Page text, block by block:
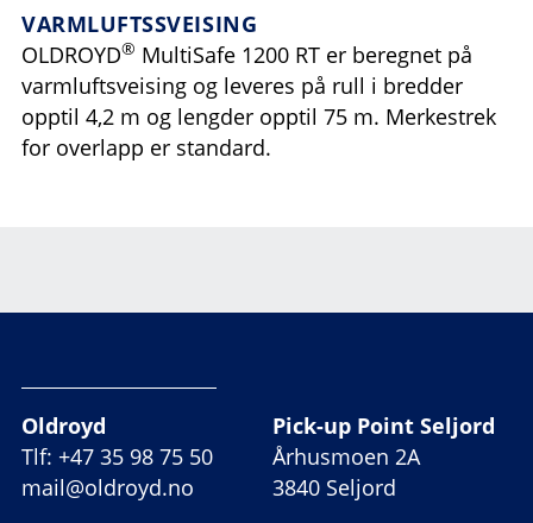
VARMLUFTSSVEISING
OLDROYD® MultiSafe 1200 RT er beregnet på
varmluftsveising og leveres på rull i bredder
opptil 4,2 m og lengder opptil 75 m. Merkestrek
for overlapp er standard.
Oldroyd
Tlf: +47 35 98 75 50
mail@oldroyd.no
Pick-up Point Seljord
Århusmoen 2A
3840 Seljord